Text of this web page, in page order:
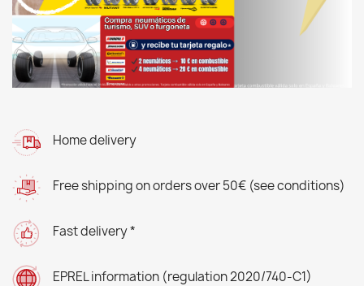
Home delivery
Free shipping on orders over 50€ (see conditions)
Fast delivery *
EPREL information (regulation 2020/740-C1)